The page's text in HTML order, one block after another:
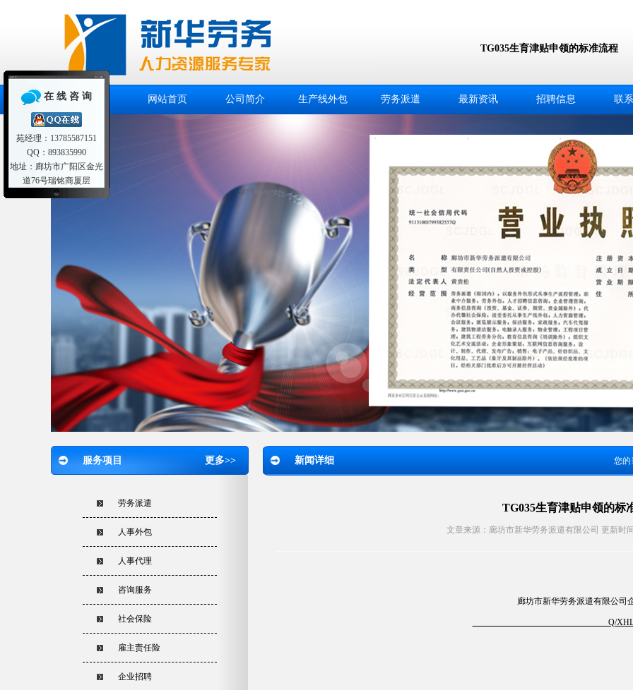
TG035生育津贴申领的标准流程
网站首页 公司简介 生产线外包 劳务派遣 最新资讯 招聘信息 联
新闻详细 您的
TG035生育津贴申领的标
文章来源：廊坊市新华劳务派遣有限公司 更新时
廊坊市新华劳务派遣有限公司
Q/XHLW 3003
服务项目 更多>>
劳务派遣
人事外包
人事代理
咨询服务
社会保险
雇主责任险
企业招聘
在 线 咨 询
苑经理：13785587151
QQ：893835990
地址：廊坊市广阳区金光
道76号瑞铭商厦层